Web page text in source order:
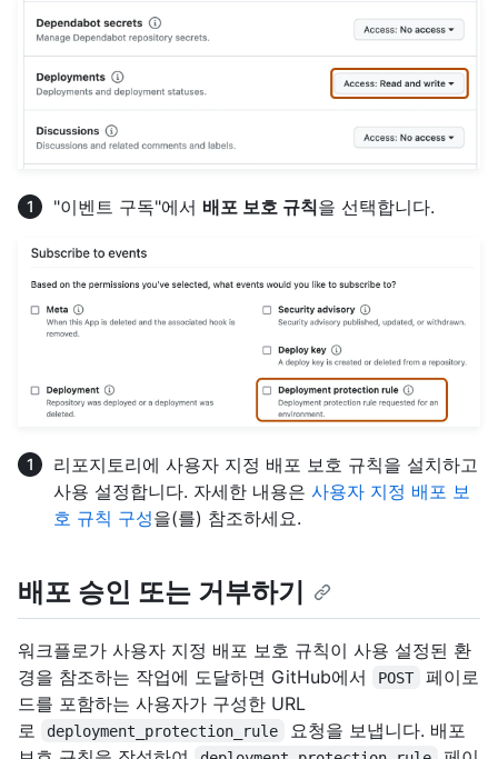
"이벤트 구독"에서 배포 보호 규칙을 선택합니다.
리포지토리에 사용자 지정 배포 보호 규칙을 설치하고
사용 설정합니다. 자세한 내용은 사용자 지정 배포 보
호 규칙 구성을(를) 참조하세요.
배포 승인 또는 거부하기
워크플로가 사용자 지정 배포 보호 규칙이 사용 설정된 환
경을 참조하는 작업에 도달하면 GitHub에서
POST
페이로
드를 포함하는 사용자가 구성한 URL
로
deployment_protection_rule
요청을 보냅니다. 배포